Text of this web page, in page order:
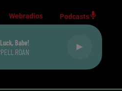
Webradios Podcasts
Babe!
ROAN